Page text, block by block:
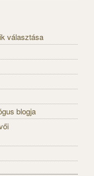
választása
blogja